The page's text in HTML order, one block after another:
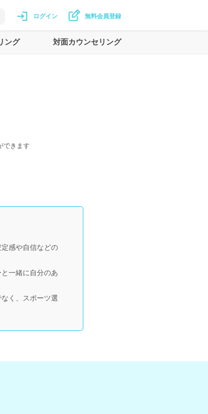
ログイン 無料会員登録
ング 対面カウンセリング
できます
感や自信などの
一緒に自分のあ
く、スポーツ選